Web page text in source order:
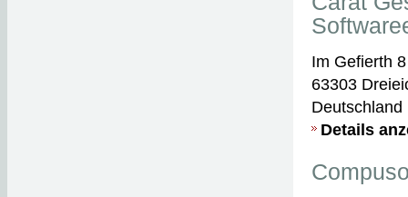
Im Gefierth 8
63303
Deutschland
Details